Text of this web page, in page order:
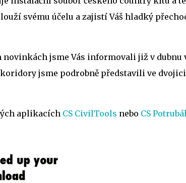
svému účelu a zajistí Váš hladký
jsme Vás informovali již v dubnu
jsme podrobně představili ve dvojici
aplikacích CS CivilTools nebo CS